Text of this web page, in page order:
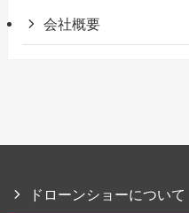
会社概要
ドローンショーについて